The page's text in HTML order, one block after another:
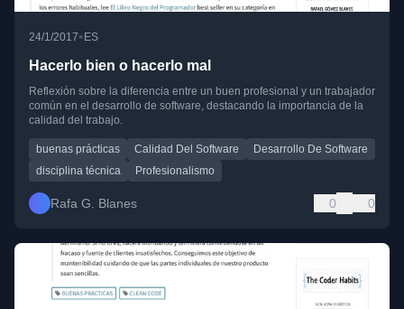
24/1/2017•ES
Hacerlo bien o hacerlo mal
Reflexión sobre la diferencia entre un buen profesional y un trabajador
común en el desarrollo de software, destacando la importancia de la
calidad del trabajo.
buenas prácticas Calidad Del Software
Desarrollo De Software
disciplina técnica
Profesionalismo
Rafa G. Blanes 0 0